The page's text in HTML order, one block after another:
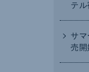
テ
サ
売開